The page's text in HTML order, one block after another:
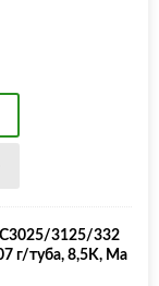
3125/332
г/туба, 8,5K, Ma